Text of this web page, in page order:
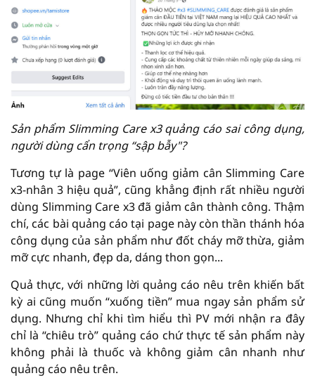
Sản phẩm Slimming Care x3 quảng cáo sai công dụng,
người dùng cẩn trọng “sập bẫy"?
Tương tự là page “Viên uống giảm cân Slimming Care
x3-nhân 3 hiệu quả”, cũng khẳng định rất nhiều người
dùng Slimming Care x3 đã giảm cân thành công. Thậm
chí, các bài quảng cáo tại page này còn thần thánh hóa
công dụng của sản phẩm như đốt cháy mỡ thừa, giảm
mỡ cực nhanh, đẹp da, dáng thon gọn...
Quả thực, với những lời quảng cáo nêu trên khiến bất
kỳ ai cũng muốn “xuống tiền” mua ngay sản phẩm sử
dụng. Nhưng chỉ khi tìm hiểu thì PV mới nhận ra đây
chỉ là “chiêu trò” quảng cáo chứ thực tế sản phẩm này
không phải là thuốc và không giảm cân nhanh như
quảng cáo nêu trên.